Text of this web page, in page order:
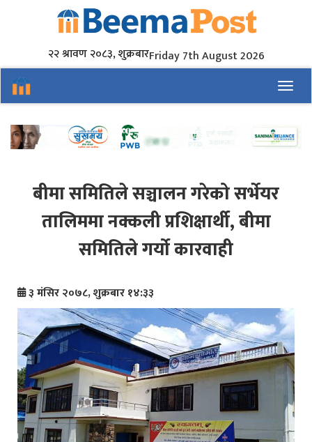
२२ श्रावण २०८३, शुक्रबारFriday 7th August 2026
बीमा समितिले सञ्चालन गरेको सर्भेयर
तालिममा नक्कली प्रशिक्षार्थी, बीमा
समितिले गर्यो कारवाही
३ मंसिर २०७८, शुक्रबार १४:३३